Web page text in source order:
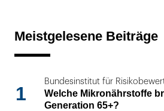
Meistgelesene Beiträge
1
Bundesinstitut für
Welche Mikronährstoffe
Generation 65+?